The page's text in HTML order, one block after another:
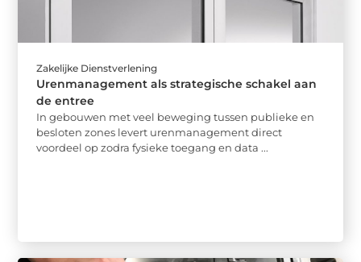
Zakelijke Dienstverlening
Urenmanagement als strategische schakel aan
de entree
In gebouwen met veel beweging tussen publieke en
besloten zones levert urenmanagement direct
voordeel op zodra fysieke toegang en data ...